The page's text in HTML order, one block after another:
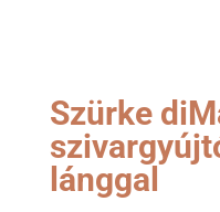
Szürke
lánggal